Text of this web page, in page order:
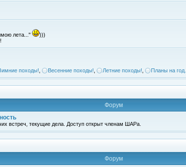
лета..."
)))
походы! Весенние походы! Летние походы! Планы на год.
Форум
встреч, текущие дела. Доступ открыт членам ШАРа.
Форум